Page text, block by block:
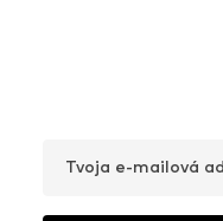
Tvoja e-mailová